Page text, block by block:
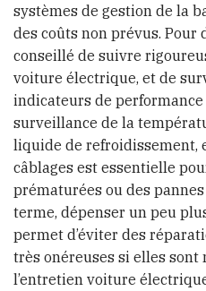
systèmes de gestion de la
des coûts non prévus.
conseillé de suivre
voiture électrique, et de
indicateurs de
surveillance de la
liquide de refroidissement,
câblages est essentielle
prématurées ou des
terme, dépenser un peu
permet d’éviter des
très onéreuses si elles sont
l’entretien voiture